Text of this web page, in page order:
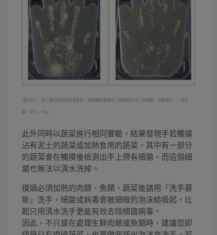
*請4位三、四十歲的女性製作漢堡排，並取樣檢查其在下廚過程中手上的細菌／培養條件：一般生
菌、37℃、1day
此外同時以蔬菜進行相同實驗，結果發現手若觸摸
沾有泥土的蔬菜或加熱食用的蔬菜，其中有一部分
的蔬菜會在觸摸後檢測出手上帶有細菌，而這個細
菌也無法以清水洗掉。
摸過必須加熱的肉類、魚類、蔬菜後請用「洗手慕
斯」洗手，細菌或病毒會被細緻的泡沫給吸起，比
起只用清水洗手更能有效去除細菌病毒。
因此，不只是在處理生鮮肉類或魚類時，建議您即